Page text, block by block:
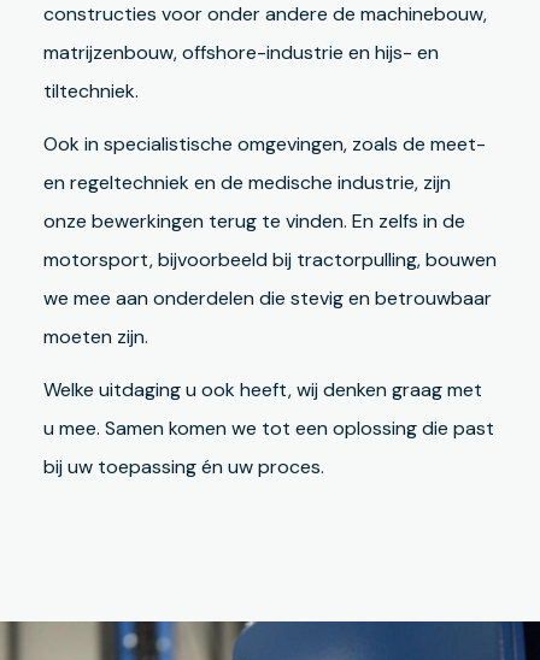
constructies voor onder andere de machinebouw,
matrijzenbouw, offshore-industrie en hijs- en
tiltechniek.
Ook in specialistische omgevingen, zoals de meet-
en regeltechniek en de medische industrie, zijn
onze bewerkingen terug te vinden. En zelfs in de
motorsport, bijvoorbeeld bij tractorpulling, bouwen
we mee aan onderdelen die stevig en betrouwbaar
moeten zijn.
Welke uitdaging u ook heeft, wij denken graag met
u mee. Samen komen we tot een oplossing die past
bij uw toepassing én uw proces.